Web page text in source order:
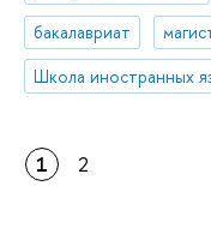
бакалавриат
Школа иностранных
1 2